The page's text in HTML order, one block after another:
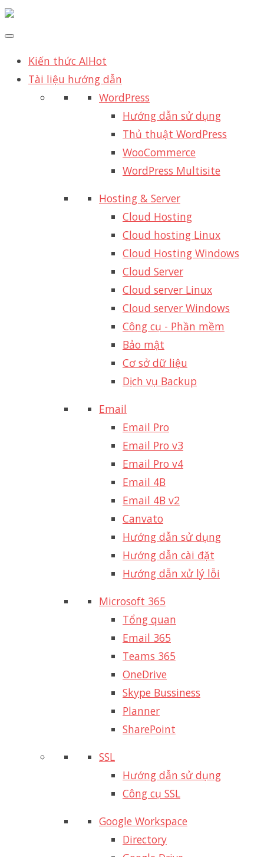
Kiến thức AIHot
Tài liệu hướng dẫn
WordPress
Hướng dẫn sử dụng
Thủ thuật WordPress
WooCommerce
WordPress Multisite
Hosting & Server
Cloud Hosting
Cloud hosting Linux
Cloud Hosting Windows
Cloud Server
Cloud server Linux
Cloud server Windows
Công cụ - Phần mềm
Bảo mật
Cơ sở dữ liệu
Dịch vụ Backup
Email
Email Pro
Email Pro v3
Email Pro v4
Email 4B
Email 4B v2
Canvato
Hướng dẫn sử dụng
Hướng dẫn cài đặt
Hướng dẫn xử lý lỗi
Microsoft 365
Tổng quan
Email 365
Teams 365
OneDrive
Skype Bussiness
Planner
SharePoint
SSL
Hướng dẫn sử dụng
Công cụ SSL
Google Workspace
Directory